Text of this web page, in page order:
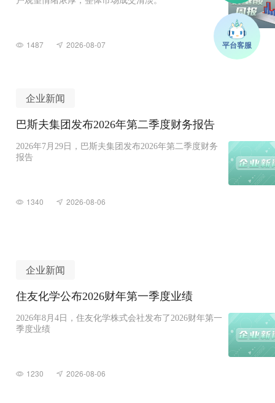
1487 2026-08-07
企业新闻
巴斯夫集团发布2026年第二季度财务报告
2026年7月29日，巴斯夫集团发布2026年第二季度财务
报告
1340 2026-08-06
企业新闻
住友化学公布2026财年第一季度业绩
2026年8月4日，住友化学株式会社发布了2026财年第一
季度业绩
1230 2026-08-06